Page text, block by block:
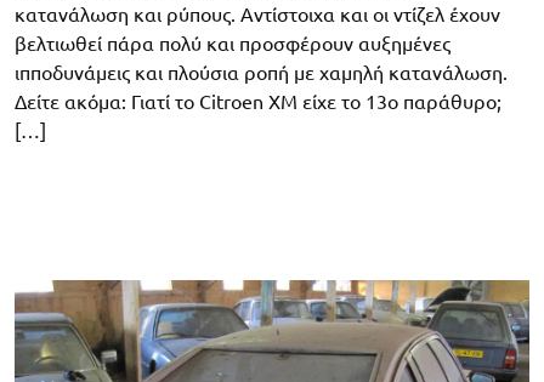
κατανάλωση και ρύπους. Αντίστοιχα και οι ντίζελ έχουν
βελτιωθεί πάρα πολύ και προσφέρουν αυξημένες
ιπποδυνάμεις και πλούσια ροπή με χαμηλή κατανάλωση.
Δείτε ακόμα: Γιατί το Citroen XM είχε το 13ο παράθυρο;
[…]